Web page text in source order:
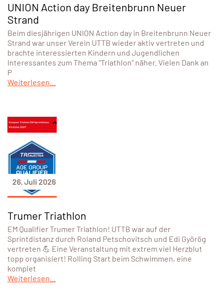
UNION Action day Breitenbrunn Neuer
Strand
Beim diesjährigen UNION Action day in Breitenbrunn Neuer
Strand war unser Verein UTTB wieder aktiv vertreten und
brachte interessierten Kindern und Jugendlichen
Interessantes zum Thema “Triathlon” näher. Vielen Dank an
P
Weiterlesen...
26. Juli 2026
Trumer Triathlon
EM Qualifier Trumer Triathlon! UTTB war auf der
Sprintdistanz durch Roland Petschovitsch und Edi Györög
vertreten 💪 Eine Veranstaltung mit extrem viel Herzblut
topp organisiert! Rolling Start beim Schwimmen, eine
komplet
Weiterlesen...